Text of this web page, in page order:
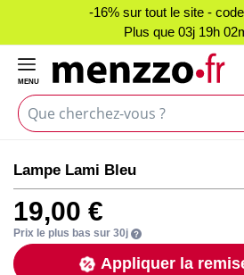
-16% sur tout le site -
Plus que 03j 19h
MENU
to
the
end
of
the
images
to
the
beginning
of
the
images
Lampe Lami Bleu
19,00 €
Prix le plus bas sur 30j
Appliquer la